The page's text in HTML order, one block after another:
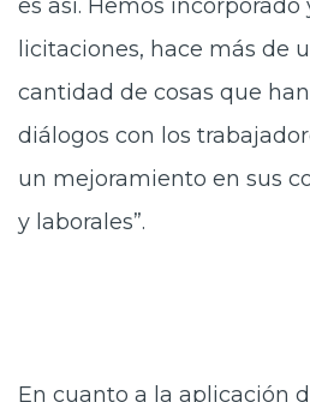
es así. Hemos incorporado
licitaciones, hace más de
cantidad de cosas que
diálogos con los
un mejoramiento en sus
y laborales”.
En cuanto a la aplicación